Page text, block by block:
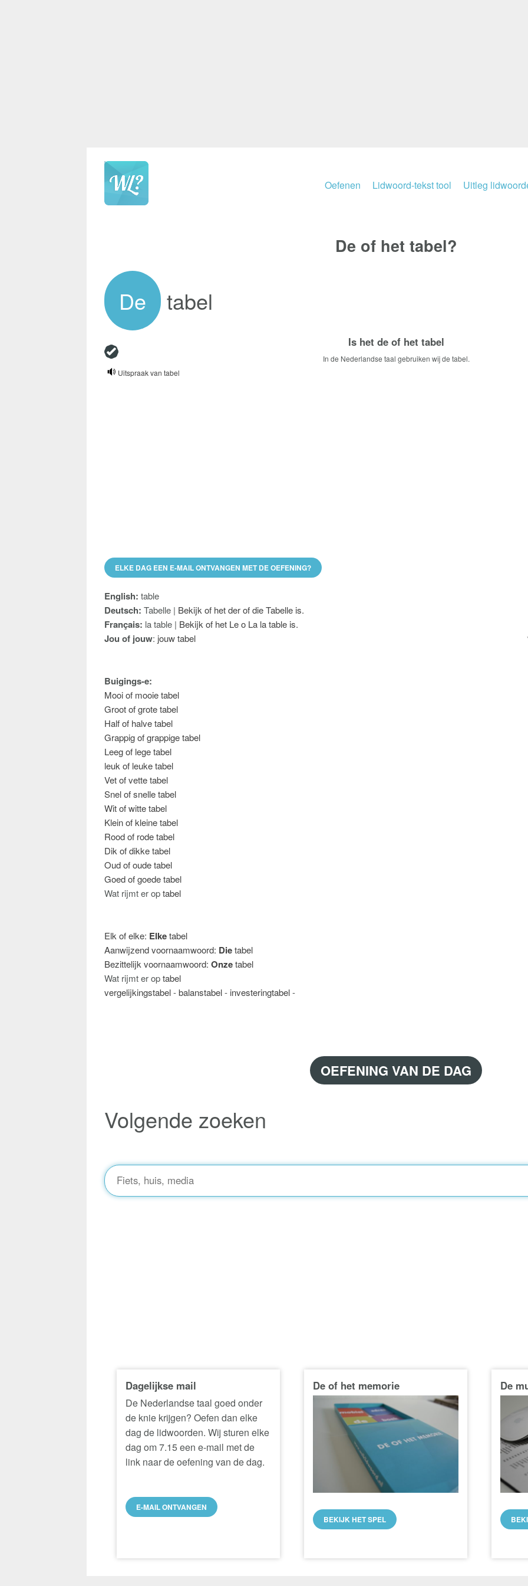
Oefenen Lidwoord-tekst tool Uitleg
De of het tabel?
De tabel
Is het de of het tabel
In de Nederlandse taal gebruiken wij de tabel.
Uitspraak van tabel
ELKE DAG EEN E-MAIL ONTVANGEN MET DE OEFENING?
English: table
Deutsch: Tabelle | Bekijk of het der of die Tabelle is.
Français: la table | Bekijk of het Le o La la table is.
Jou of jouw: jouw tabel
Buigings-e:
Mooi of mooie tabel
Groot of grote tabel
Half of halve tabel
Grappig of grappige tabel
Leeg of lege tabel
leuk of leuke tabel
Vet of vette tabel
Snel of snelle tabel
Wit of witte tabel
Klein of kleine tabel
Rood of rode tabel
Dik of dikke tabel
Oud of oude tabel
Goed of goede tabel
Wat rijmt er optabel
Elk of elke: Elketabel
Aanwijzend voornaamwoord: Dietabel
Bezittelijk voornaamwoord: Onzetabel
Wat rijmt er optabel
vergelijkingstabel-balanstabel- investeringtabel-
OEFENING VAN DE DAG
Volgende zoeken
Dagelijkse mail
De Nederlandse taal goed onder
de knie krijgen? Oefen dan elke
dag de lidwoorden. Wij sturen elke
dag om 7.15 een e-mail met de
link naar de oefening van de dag.
E-MAIL ONTVANGEN
De of het memorie
BEKIJK HET SPEL
De